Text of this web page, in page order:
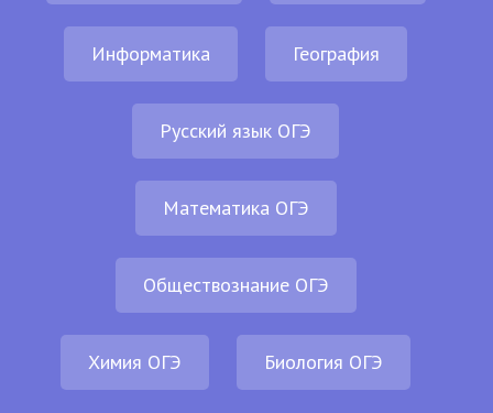
Информатика География
Русский язык ОГЭ
Математика ОГЭ
Обществознание ОГЭ
Химия ОГЭ Биология ОГЭ